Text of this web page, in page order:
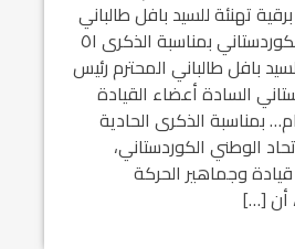
تهنئة للسيد بافل طالباني
رئيس الاتحاد الوطني الكوردستاني بمناسبة الذكرى ٥١
بافل طالباني المحترم رئيس
السادة أعضاء القيادة
بمناسبة الذكرى الحادية
الوطني الكوردستاني،
وجماهير الحركة
أن […]